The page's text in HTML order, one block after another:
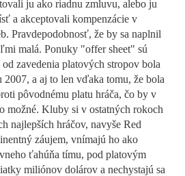
ju ako riadnu zmluvu, alebo ju
a akceptovali kompenzácie v
Pravdepodobnosť, že by sa naplnil
malá. Ponuky "offer sheet" sú
zavedenia platových stropov bola
2007, a aj to len vďaka tomu, že bola
pôvodnému platu hráča, čo by v
možné. Kluby si v ostatných rokoch
najlepších hráčov, navyše Red
záujem, vnímajú ho ako
ťahúňa tímu, pod platovým
miliónov dolárov a nechystajú sa